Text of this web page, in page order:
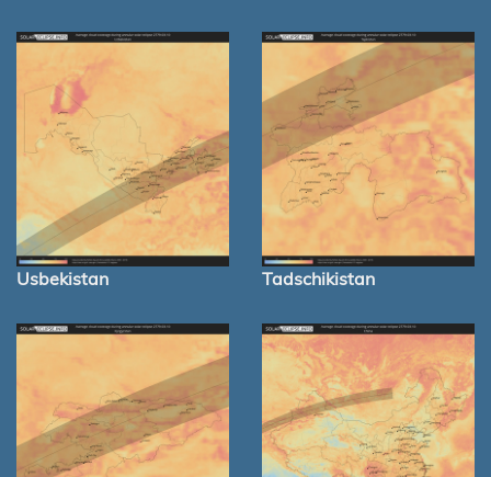
Usbekistan Tadschikistan